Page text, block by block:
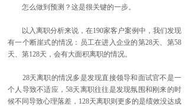
怎么做到预测？这是很关键的一步。
以入离职分析来说，在190家客户案例中，我们发现
有一个断崖式的情况：员工在进入企业的第28天、第58
天、第128天，会有大面积离职的情况。
28天离职的情况多是发现直接领导和面试官不是一
个人导致不适应，58天离职往往是发现氛围和刚来的时
候不同导致心理落差，128天离职则更多的是绩效没达成